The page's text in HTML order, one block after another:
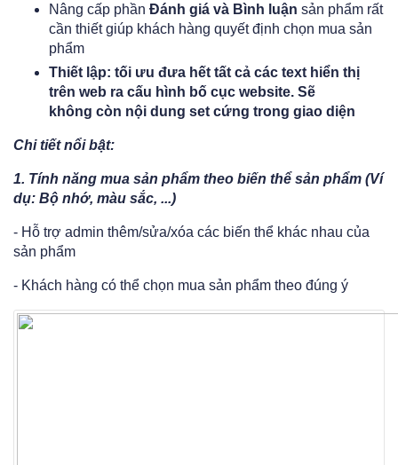
Nâng cấp phần Đánh giá và Bình luận sản phẩm rất
cần thiết giúp khách hàng quyết định chọn mua sản
phẩm
Thiết lập: tối ưu đưa hết tất cả các text hiển thị
trên web ra cấu hình bố cục website. Sẽ
không còn nội dung set cứng trong giao diện
Chi tiết nổi bật:
1. Tính năng mua sản phẩm theo biến thể sản phẩm (Ví
dụ: Bộ nhớ, màu sắc, ...)
- Hỗ trợ admin thêm/sửa/xóa các biến thể khác nhau của
sản phẩm​
- Khách hàng có thể chọn mua sản phẩm theo đúng ý​